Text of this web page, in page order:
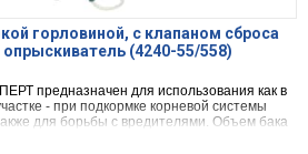
горловиной, с клапаном сброса
(4240-55/558)
предназначен для использования как в
- при подкормке корневой системы
для борьбы с вредителями. Объем бака